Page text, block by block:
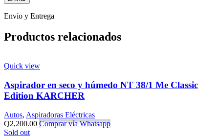
Envío y Entrega
Productos relacionados
Quick view
Aspirador en seco y húmedo NT 38/1 Me Classic
Edition KARCHER
Autos, Aspiradoras Eléctricas
Q2,200.00 Comprar vía Whatsapp
Sold out